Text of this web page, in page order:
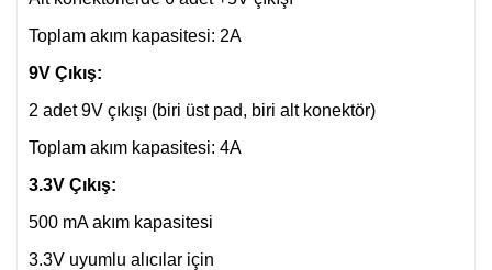
Toplam akım kapasitesi: 2A
9V Çıkış:
2 adet 9V çıkışı (biri üst pad, biri alt konektör)
Toplam akım kapasitesi: 4A
3.3V Çıkış:
500 mA akım kapasitesi
3.3V uyumlu alıcılar için